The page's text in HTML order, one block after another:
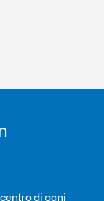
di ogni